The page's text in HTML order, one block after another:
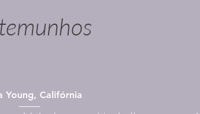
Young, Califórnia